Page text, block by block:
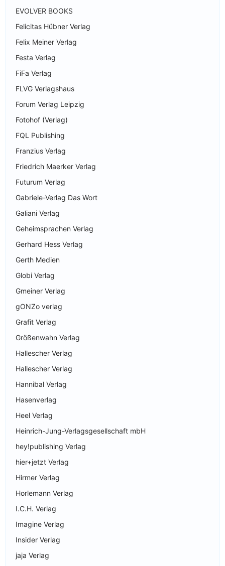
EVOLVER BOOKS
Felicitas Hübner Verlag
Felix Meiner Verlag
Festa Verlag
FiFa Verlag
FLVG Verlagshaus
Forum Verlag Leipzig
Fotohof (Verlag)
FQL Publishing
Franzius Verlag
Friedrich Maerker Verlag
Futurum Verlag
Gabriele-Verlag Das Wort
Galiani Verlag
Geheimsprachen Verlag
Gerhard Hess Verlag
Gerth Medien
Globi Verlag
Gmeiner Verlag
gONZo verlag
Grafit Verlag
Größenwahn Verlag
Hallescher Verlag
Hallescher Verlag
Hannibal Verlag
Hasenverlag
Heel Verlag
Heinrich-Jung-Verlagsgesellschaft mbH
hey!publishing Verlag
hier+jetzt Verlag
Hirmer Verlag
Horlemann Verlag
I.C.H. Verlag
Imagine Verlag
Insider Verlag
jaja Verlag